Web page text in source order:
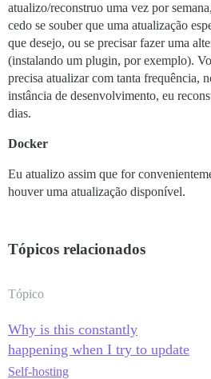
atualizo/reconstruo uma vez por
cedo se souber que uma atualização
que desejo, ou se precisar fazer uma
(instalando um plugin, por exemplo).
precisa atualizar com tanta frequência,
instância de desenvolvimento, eu
dias.
Docker
Eu atualizo assim que for
houver uma atualização disponível.
Tópicos relacionados
Tópico
Why is this constantly
happening when I try to update
Self-hosting